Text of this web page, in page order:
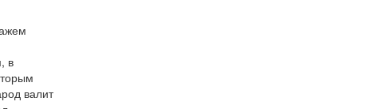
в
валит